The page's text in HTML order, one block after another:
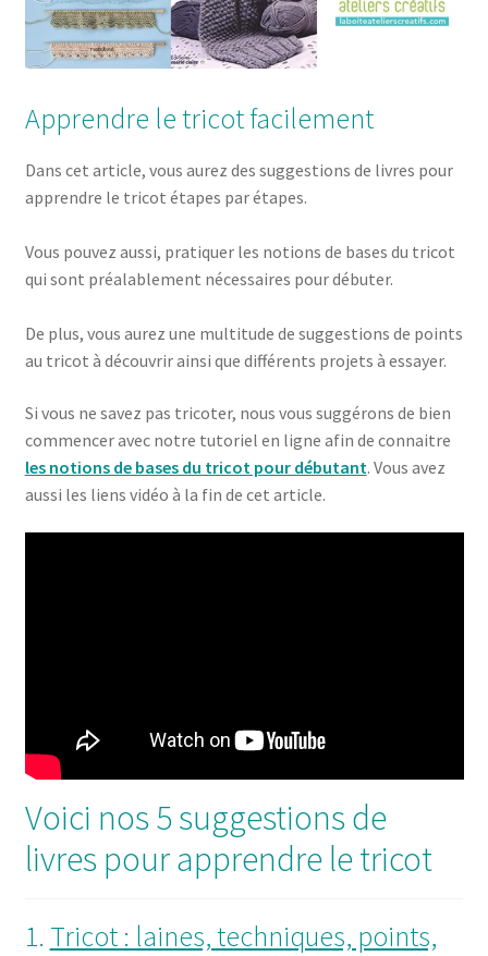
Apprendre le tricot facilement
Dans cet article, vous aurez des suggestions de livres pour
apprendre le tricot étapes par étapes.
Vous pouvez aussi, pratiquer les notions de bases du tricot
qui sont préalablement nécessaires pour débuter.
De plus, vous aurez une multitude de suggestions de points
au tricot à découvrir ainsi que différents projets à essayer.
Si vous ne savez pas tricoter, nous vous suggérons de bien
commencer avec notre tutoriel en ligne afin de connaitre
les notions de bases du tricot pour débutant. Vous avez
aussi les liens vidéo à la fin de cet article.
Voici nos 5 suggestions de
livres pour apprendre le tricot
1. Tricot : laines, techniques, points,